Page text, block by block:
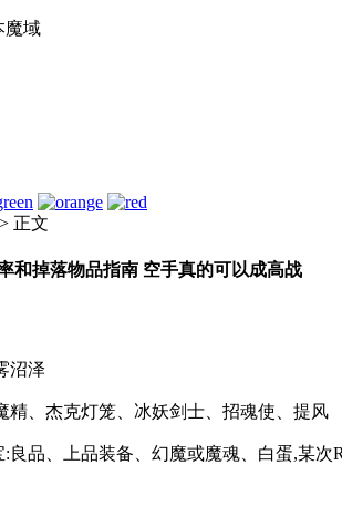
魔域
正文
和掉落物品指南 空手真的可以成高战
沼泽
精、杰克灯笼、冰妖剑士、招魂使、提风
:良品、上品装备、幻魔或魔魂、白蛋,某次